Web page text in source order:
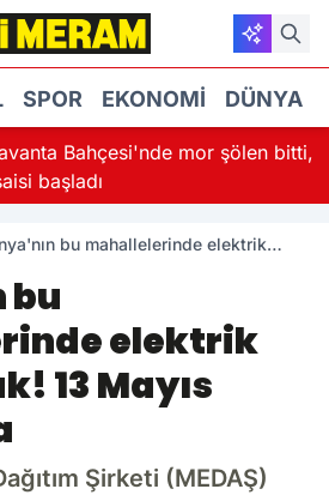
SPOR EKONOMI DÜNYA
Bahçesi'nde mor şölen bitti,
başladı
bu mahallelerinde elektrik
bu
elektrik
13 Mayıs
Şirketi (MEDAŞ)